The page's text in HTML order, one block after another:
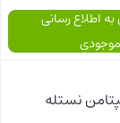
اطلاع رسانی
موجودی